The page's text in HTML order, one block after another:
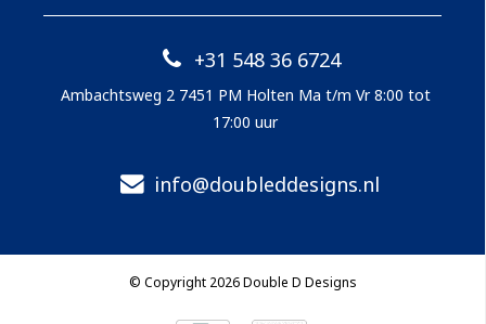
+31 548 36 6724
Ambachtsweg 2 7451 PM Holten Ma t/m Vr 8:00 tot
17:00 uur
info@doubleddesigns.nl
© Copyright 2026 Double D Designs